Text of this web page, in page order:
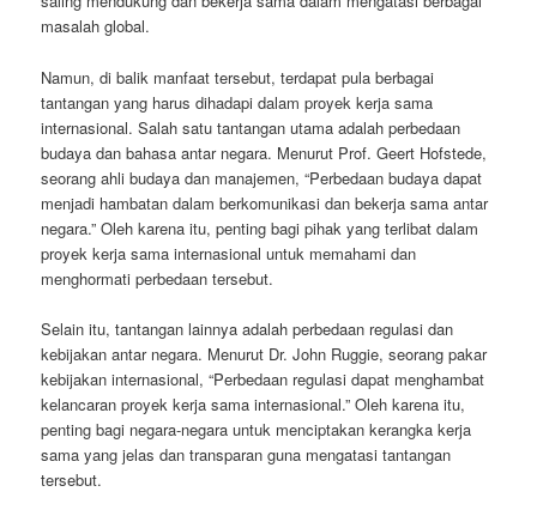
masalah global.
Namun, di balik manfaat tersebut, terdapat pula berbagai
tantangan yang harus dihadapi dalam proyek kerja sama
internasional. Salah satu tantangan utama adalah perbedaan
budaya dan bahasa antar negara. Menurut Prof. Geert Hofstede,
seorang ahli budaya dan manajemen, “Perbedaan budaya dapat
menjadi hambatan dalam berkomunikasi dan bekerja sama antar
negara.” Oleh karena itu, penting bagi pihak yang terlibat dalam
proyek kerja sama internasional untuk memahami dan
menghormati perbedaan tersebut.
Selain itu, tantangan lainnya adalah perbedaan regulasi dan
kebijakan antar negara. Menurut Dr. John Ruggie, seorang pakar
kebijakan internasional, “Perbedaan regulasi dapat menghambat
kelancaran proyek kerja sama internasional.” Oleh karena itu,
penting bagi negara-negara untuk menciptakan kerangka kerja
sama yang jelas dan transparan guna mengatasi tantangan
tersebut.